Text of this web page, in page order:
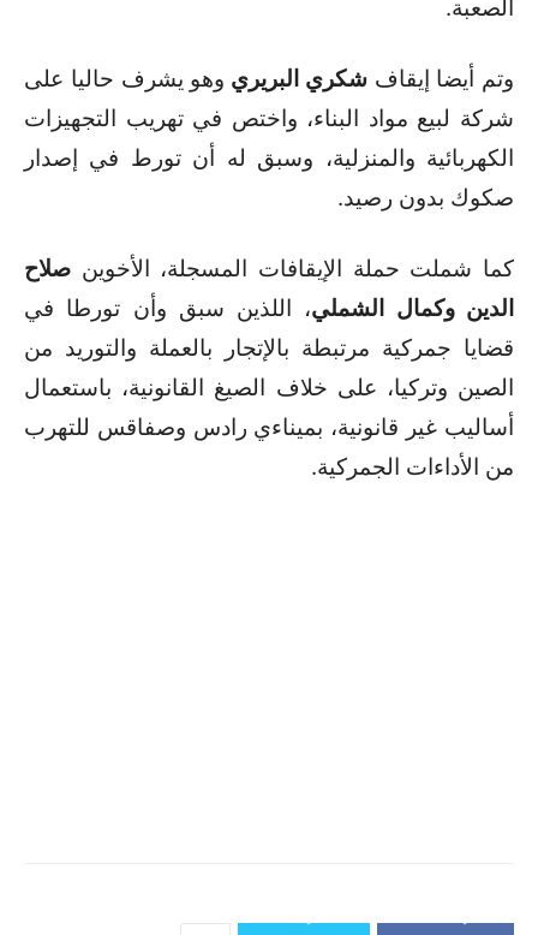
الصعبة.
وتم أيضا إيقافشكري البريري وهو يشرف حاليا على
شركة لبيع مواد البناء، واختص في تهريب التجهيزات
الكهربائية والمنزلية، وسبق له أن تورط في إصدار
صكوك بدون رصيد.
كما شملت حملة الإيقافات المسجلة، الأخوين صلاح
الدين وكمال الشملي، اللذين سبق وأن تورطا في
قضايا جمركية مرتبطة بالإتجار بالعملة والتوريد من
الصين وتركيا، على خلاف الصيغ القانونية، باستعمال
أساليب غير قانونية، بميناءي رادس وصفاقس للتهرب
من الأداءات الجمركية.